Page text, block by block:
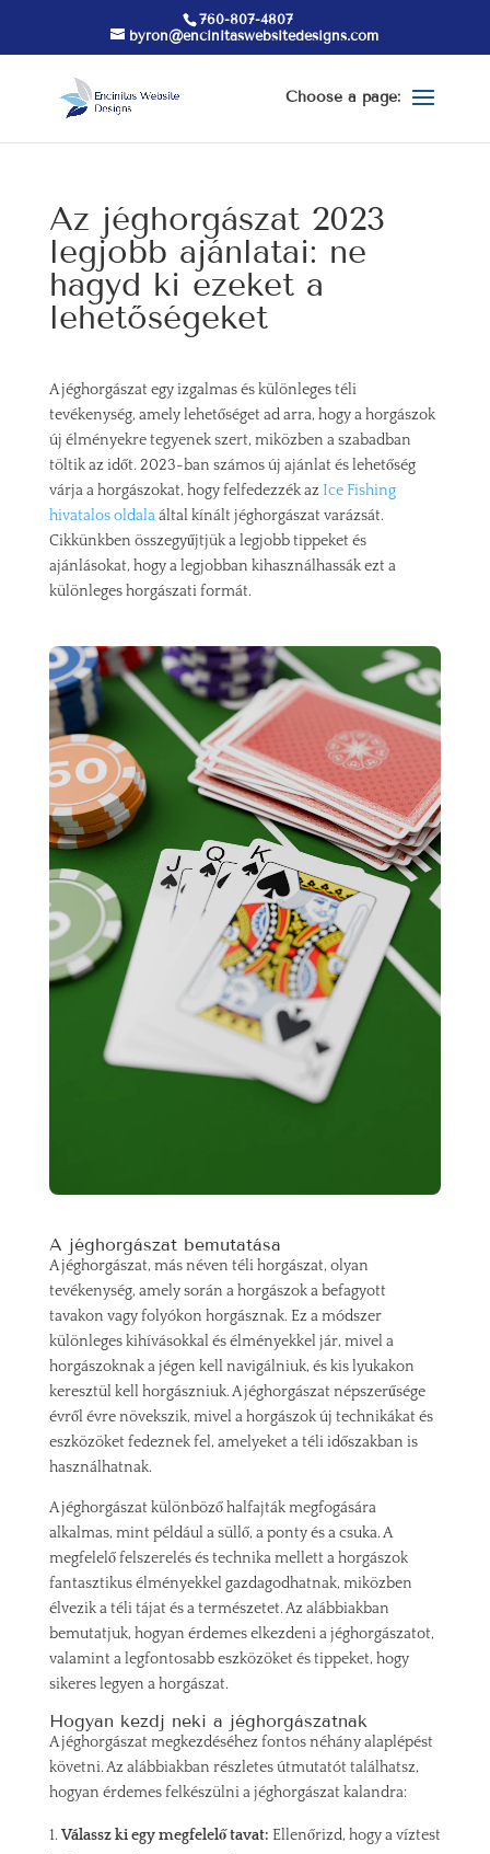
760-807-4807
byron@encinitaswebsitedesigns.com
Az jéghorgászat 2023
legjobb ajánlatai: ne
hagyd ki ezeket a
lehetőségeket
A jéghorgászat egy izgalmas és különleges téli
tevékenység, amely lehetőséget ad arra, hogy a horgászok
új élményekre tegyenek szert, miközben a szabadban
töltik az időt. 2023-ban számos új ajánlat és lehetőség
várja a horgászokat, hogy felfedezzék azIce Fishing
hivatalos oldalaáltal kínált jéghorgászat varázsát.
Cikkünkben összegyűjtjük a legjobb tippeket és
ajánlásokat, hogy a legjobban kihasználhassák ezt a
különleges horgászati formát.
A jéghorgászat bemutatása
A jéghorgászat, más néven téli horgászat, olyan
tevékenység, amely során a horgászok a befagyott
tavakon vagy folyókon horgásznak. Ez a módszer
különleges kihívásokkal és élményekkel jár, mivel a
horgászoknak a jégen kell navigálniuk, és kis lyukakon
keresztül kell horgászniuk. A jéghorgászat népszerűsége
évről évre növekszik, mivel a horgászok új technikákat és
eszközöket fedeznek fel, amelyeket a téli időszakban is
használhatnak.
A jéghorgászat különböző halfajták megfogására
alkalmas, mint például a süllő, a ponty és a csuka. A
megfelelő felszerelés és technika mellett a horgászok
fantasztikus élményekkel gazdagodhatnak, miközben
élvezik a téli tájat és a természetet. Az alábbiakban
bemutatjuk, hogyan érdemes elkezdeni a jéghorgászatot,
valamint a legfontosabb eszközöket és tippeket, hogy
sikeres legyen a horgászat.
Hogyan kezdj neki a jéghorgászatnak
A jéghorgászat megkezdéséhez fontos néhány alaplépést
követni. Az alábbiakban részletes útmutatót találhatsz,
hogyan érdemes felkészülni a jéghorgászat kalandra:
Válassz ki egy megfelelő tavat: Ellenőrizd, hogy a víztest